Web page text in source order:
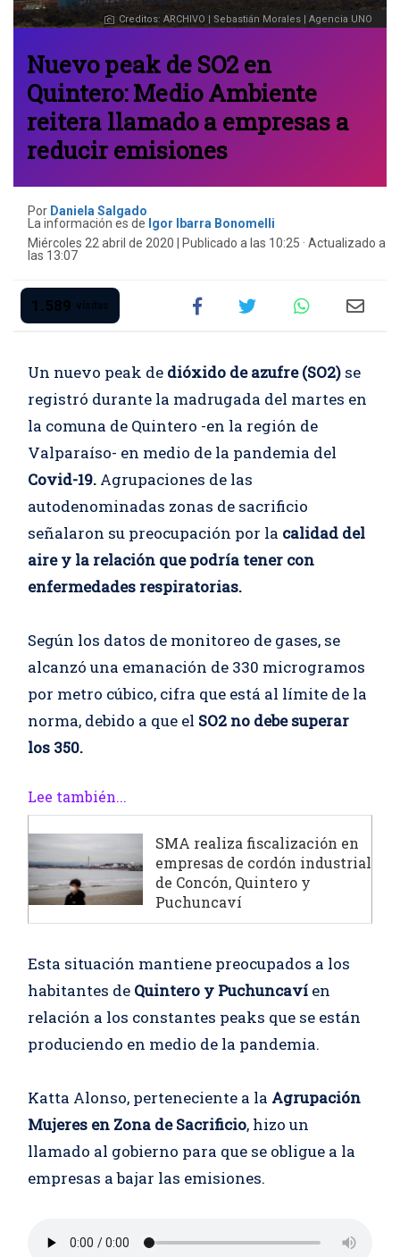
Nuevo peak de SO2 en
Quintero: Medio Ambiente
reitera llamado a empresas a
reducir emisiones
Creditos: ARCHIVO | Sebastián Morales | Agencia UNO
Por Daniela Salgado
La información es de Igor Ibarra Bonomelli
Miércoles 22 abril de 2020 | Publicado a las 10:25 · Actualizado a
las 13:07
1.589 visitas
Un nuevo peak de dióxido de azufre (SO2) se
registró durante la madrugada del martes en
la comuna de Quintero -en la región de
Valparaíso- en medio de la pandemia del
Covid-19. Agrupaciones de las
autodenominadas zonas de sacrificio
señalaron su preocupación por la calidad del
aire y la relación que podría tener con
enfermedades respiratorias.
Según los datos de monitoreo de gases, se
alcanzó una emanación de 330 microgramos
por metro cúbico, cifra que está al límite de la
norma, debido a que el SO2 no debe superar
los 350.
Lee también...
SMA realiza fiscalización en
empresas de cordón industrial
de Concón, Quintero y
Puchuncaví
Esta situación mantiene preocupados a los
habitantes de Quintero y Puchuncaví en
relación a los constantes peaks que se están
produciendo en medio de la pandemia.
Katta Alonso, perteneciente a la Agrupación
Mujeres en Zona de Sacrificio, hizo un
llamado al gobierno para que se obligue a la
empresas a bajar las emisiones.